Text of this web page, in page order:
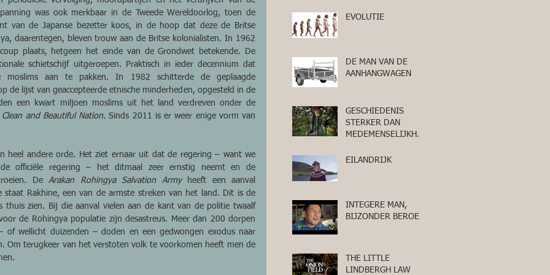
was ook merkbaar in de Tweede Wereldoorlog, toen de
van de Japanse bezetter koos, in de hoop dat deze de Britse
daarentegen, bleven trouw aan de Britse kolonialisten. In 1962
plaats, hetgeen het einde van de Grondwet betekende. De
schietschijf uitgeroepen. Praktisch in ieder decennium dat
aan te pakken. In 1982 schitterde de geplaagde
een kwart miljoen moslims uit het land verdreven onder de
Clean and Beautiful Nation. Sinds 2011 is er weer enige vorm van
heel andere orde. Het ziet ernaar uit dat de regering – want we
officiële regering – het ditmaal zeer ernstig neemt en de
De Arakan Rohingya Salvation Army heeft een aanval
Rakhine, een van de armste streken van het land. Dit is de
thuis zien. Bij die aanval vielen aan de kant van de politie twaalf
de Rohingya populatie zijn desastreus. Meer dan 200 dorpen
of wellicht duizenden – doden en een gedwongen exodus naar
Om terugkeer van het verstoten volk te voorkomen heeft men de
EVOLUTIE
DE MAN VAN DE
AANHANGWAGEN
GESCHIEDENIS
STERKER DAN
MEDEMENSELIJKHEI
EILANDRIJK
INTEGERE MAN,
BIJZONDER BEROEP
THE LITTLE
LINDBERGH LAW